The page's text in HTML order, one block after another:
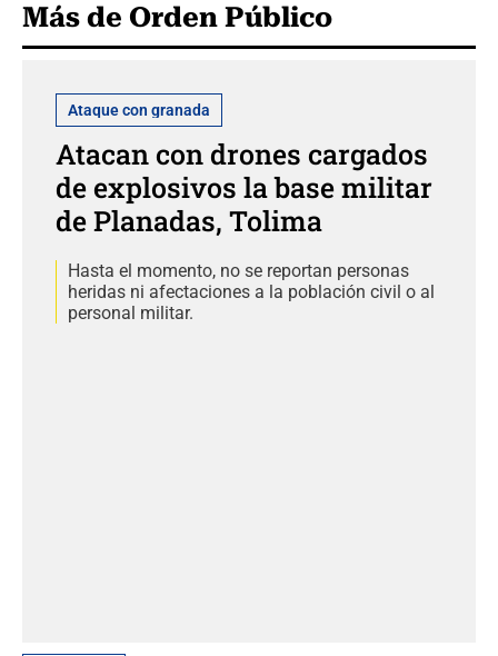
Más de Orden Público
Ataque con granada
Atacan con drones cargados
de explosivos la base militar
de Planadas, Tolima
Hasta el momento, no se reportan personas
heridas ni afectaciones a la población civil o al
personal militar.